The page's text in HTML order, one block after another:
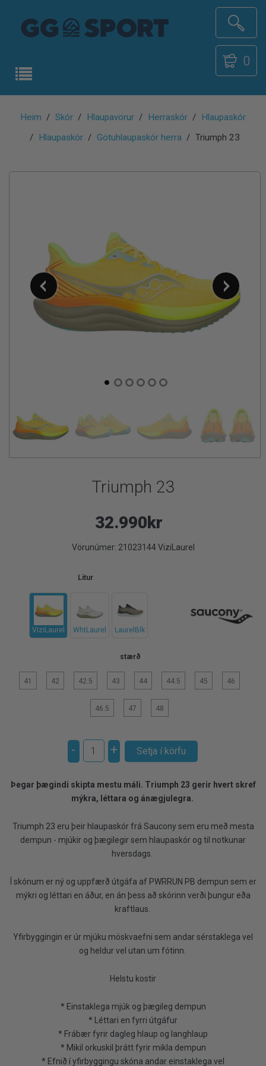
0
Heim Skór Hlaupavörur Herraskór
Hlaupaskór
Hlaupaskór
Götuhlaupaskór herra Triumph 23
Triumph 23
32.990kr
Vörunúmer: 21023144 ViziLaurel
Litur
ViziLaurel WhtLaurel LaurelBlk
stærð
41 42 42.5 43 44 44.5 45 46
46.5 47 48
- +
Þegar þægindi skipta mestu máli. Triumph 23 gerir hvert skref
mýkra, léttara og ánægjulegra.
Triumph 23 eru þeir hlaupaskór frá Saucony sem eru með mesta
dempun - mjúkir og þægilegir sem hlaupaskór og til notkunar
hversdags.
Í skónum er ný og uppfærð útgáfa af PWRRUN PB dempun sem er
mýkri og léttari en áður, en án þess að skórinn verði þungur eða
kraftlaus.
Yfirbyggingin er úr mjúku möskvaefni sem andar sérstaklega vel
og heldur vel utan um fótinn.
Helstu kostir
* Einstaklega mjúk og þægileg dempun
* Léttari en fyrri útgáfur
* Frábær fyrir dagleg hlaup og langhlaup
* Mikil orkuskil þrátt fyrir mikla dempun
* Efnið í yfirbyggingu skóna andar einstaklega vel